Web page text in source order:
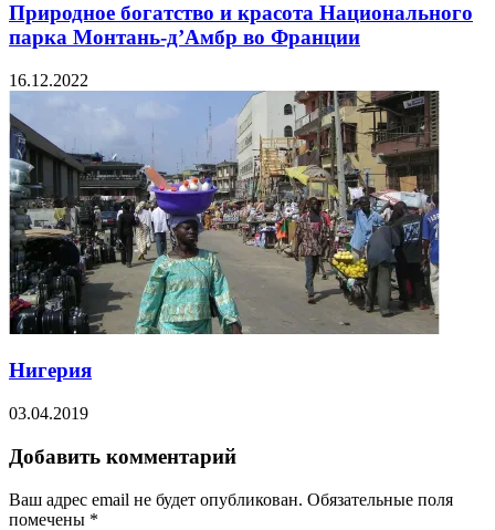
Природное богатство и красота Национального
парка Монтань-д’Амбр во Франции
16.12.2022
Нигерия
03.04.2019
Добавить комментарий
Ваш адрес email не будет опубликован. Обязательные поля
помечены *